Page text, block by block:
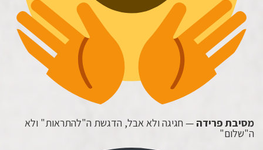
מסיבת פרידה — חגיגה ולא אבל, הדגשת ה"להתראות" ולא
ה"שלום"